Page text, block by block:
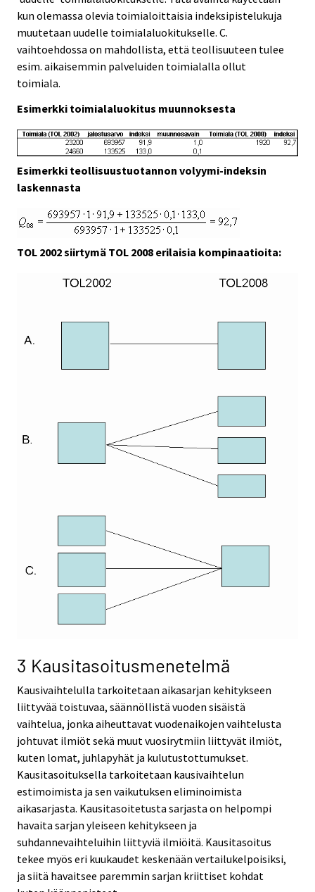
kun olemassa olevia toimialoittaisia indeksipistelukuja
muutetaan uudelle toimialaluokitukselle. C.
vaihtoehdossa on mahdollista, että teollisuuteen tulee
esim. aikaisemmin palveluiden toimialalla ollut
toimiala.
Esimerkki toimialaluokitus muunnoksesta
Esimerkki teollisuustuotannon volyymi-indeksin
laskennasta
TOL 2002 siirtymä TOL 2008 erilaisia kompinaatioita:
3 Kausitasoitusmenetelmä
Kausivaihtelulla tarkoitetaan aikasarjan kehitykseen
liittyvää toistuvaa, säännöllistä vuoden sisäistä
vaihtelua, jonka aiheuttavat vuodenaikojen vaihtelusta
johtuvat ilmiöt sekä muut vuosirytmiin liittyvät ilmiöt,
kuten lomat, juhlapyhät ja kulutustottumukset.
Kausitasoituksella tarkoitetaan kausivaihtelun
estimoimista ja sen vaikutuksen eliminoimista
aikasarjasta. Kausitasoitetusta sarjasta on helpompi
havaita sarjan yleiseen kehitykseen ja
suhdannevaihteluihin liittyviä ilmiöitä. Kausitasoitus
tekee myös eri kuukaudet keskenään vertailukelpoisiksi,
ja siitä havaitsee paremmin sarjan kriittiset kohdat